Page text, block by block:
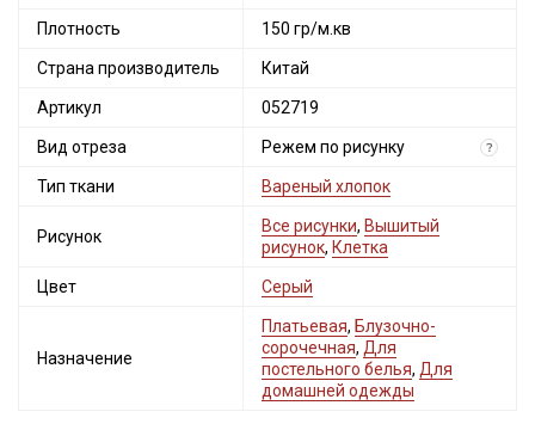
Плотность 150 гр/м.кв
Страна производитель Китай
Артикул 052719
Вид отреза Режем по рисунку ?
Тип ткани Вареный хлопок
Рисунок
Все рисунки, Вышитый
рисунок, Клетка
Цвет Серый
Назначение
Платьевая, Блузочно-
сорочечная, Для
постельного белья, Для
домашней одежды